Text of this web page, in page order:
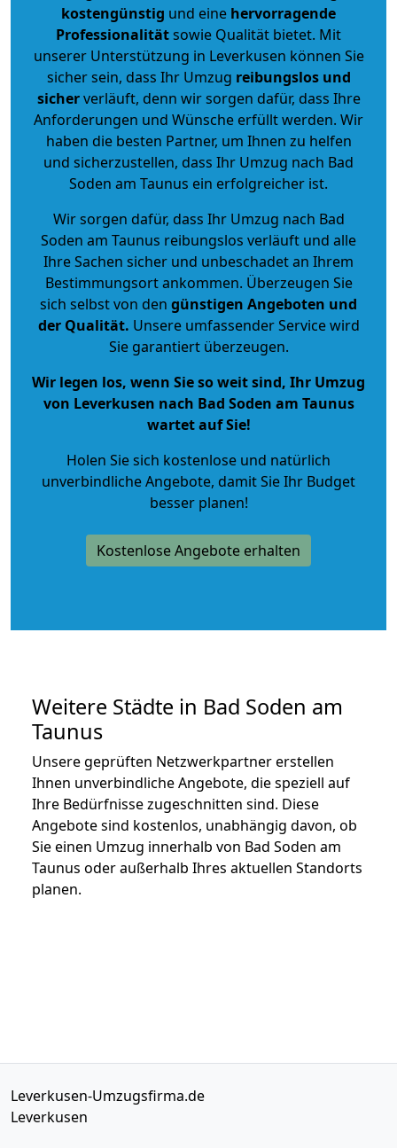
kostengünstig und eine hervorragende
Professionalitätsowie Qualität bietet. Mit
unserer Unterstützung in Leverkusen können Sie
sicher sein, dass Ihr Umzug reibungslos und
sicherverläuft, denn wir sorgen dafür, dass Ihre
Anforderungen und Wünsche erfüllt werden. Wir
haben die besten Partner, um Ihnen zu helfen
und sicherzustellen, dass Ihr Umzug nach Bad
Soden am Taunus ein erfolgreicher ist.
Wir sorgen dafür, dass Ihr Umzug nach Bad
Soden am Taunus reibungslos verläuft und alle
Ihre Sachen sicher und unbeschadet an Ihrem
Bestimmungsort ankommen. Überzeugen Sie
sich selbst von den günstigen Angeboten und
der Qualität. Unsere umfassender Service wird
Sie garantiert überzeugen.
Wir legen los, wenn Sie so weit sind, Ihr Umzug
von Leverkusen nach Bad Soden am Taunus
wartet auf Sie!
Holen Sie sich kostenlose und natürlich
unverbindliche Angebote, damit Sie Ihr Budget
besser planen!
Kostenlose Angebote erhalten
Weitere Städte in Bad Soden am
Taunus
Unsere geprüften Netzwerkpartner erstellen
Ihnen unverbindliche Angebote, die speziell auf
Ihre Bedürfnisse zugeschnitten sind. Diese
Angebote sind kostenlos, unabhängig davon, ob
Sie einen Umzug innerhalb von Bad Soden am
Taunus oder außerhalb Ihres aktuellen Standorts
planen.
Leverkusen-Umzugsfirma.de
Leverkusen